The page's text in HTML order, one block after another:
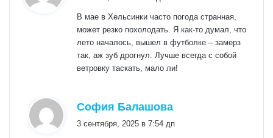
В мае в Хельсинки часто погода странная,
может резко похолодать. Я как-то думал, что
лето началось, вышел в футболке – замерз
так, аж зуб дрогнул. Лучше всегда с собой
ветровку таскать, мало ли!
София Балашова
3 сентября, 2025 в 7:54 дп